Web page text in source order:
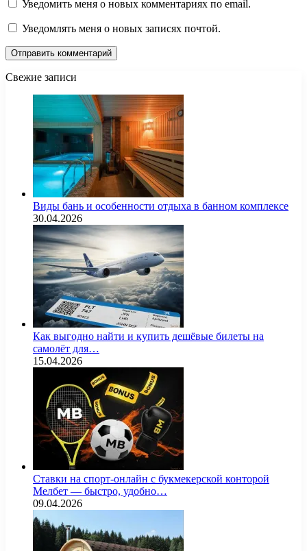
Уведомить меня о новых комментариях по email.
Уведомлять меня о новых записях почтой.
Свежие записи
Виды бань и особенности отдыха в банном комплексе
30.04.2026
Как выгодно найти и купить дешёвые билеты на
самолёт для…
15.04.2026
Ставки на спорт-онлайн с букмекерской конторой
Мелбет — быстро, удобно…
09.04.2026